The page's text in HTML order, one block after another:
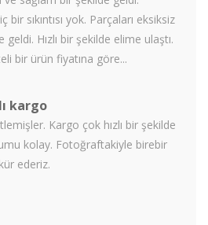
sıkıntısı yok. Parçaları eksiksiz
Hızlı bir şekilde elime ulaştı.
bir ürün fiyatına göre...
kargo
Kargo çok hızlı bir şekilde
kolay. Fotoğraftakiyle birebir
ederiz.